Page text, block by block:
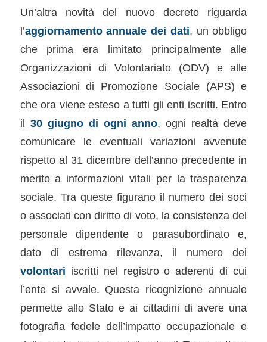
Un’altra novità del nuovo decreto riguarda
l’aggiornamento annuale dei dati, un obbligo
che prima era limitato principalmente alle
Organizzazioni di Volontariato (ODV) e alle
Associazioni di Promozione Sociale (APS) e
che ora viene esteso a tutti gli enti iscritti. Entro
il 30 giugno di ogni anno, ogni realtà deve
comunicare le eventuali variazioni avvenute
rispetto al 31 dicembre dell’anno precedente in
merito a informazioni vitali per la trasparenza
sociale. Tra queste figurano il numero dei soci
o associati con diritto di voto, la consistenza del
personale dipendente o parasubordinato e,
dato di estrema rilevanza, il numero dei
volontari iscritti nel registro o aderenti di cui
l’ente si avvale. Questa ricognizione annuale
permette allo Stato e ai cittadini di avere una
fotografia fedele dell’impatto occupazionale e